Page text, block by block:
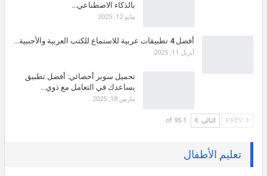
بالذكاء الاصطناعي…
مايو 12, 2025
أفضل 4 تطبيقات عربية للاستماع للكتب العربية والأجنبية…
أبريل 11, 2025
تحميل سوبر أخصائي: أفضل تطبيق
يساعدك في التعامل مع ذوي…
مارس 18, 2025
التالي 1 of 95
تعليم الأطفال